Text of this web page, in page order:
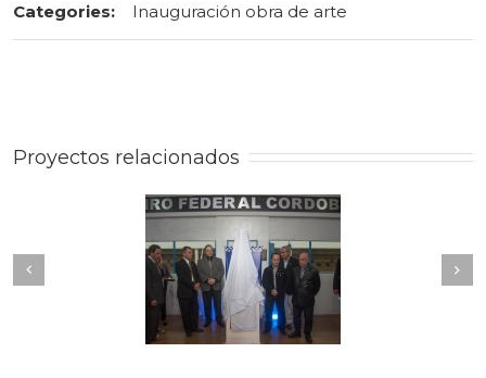
Categories: Inauguración obra de arte
Proyectos relacionados